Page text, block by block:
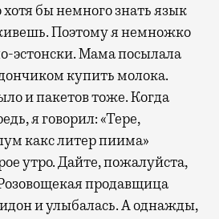
бы немного знать язык
Поэтому я немножко
эстонски. Мама посылала
купить молока.
и пакетов тоже. Когда
я говорил: «Тере,
какс литер пиима»
утро. Дайте, пожалуйста,
продавщица
и улыбалась. А однажды,